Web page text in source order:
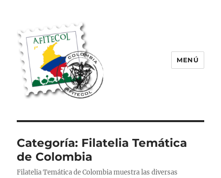
2025
MENÚ
Categoría: Filatelia Temática
de Colombia
Filatelia Temática de Colombia muestra las diversas